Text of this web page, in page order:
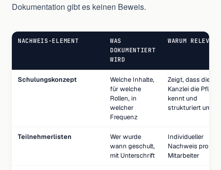
Dokumentation gibt es keinen Beweis.
NACHWEIS-ELEMENT
WAS
DOKUMENTIERT
WIRD
WARUM RELEVANT
Schulungskonzept
Welche Inhalte,
für welche
Rollen, in
welcher
Frequenz
Zeigt, dass die
Kanzlei die Pflicht
kennt und
strukturiert
Teilnehmerlisten
Wer wurde
wann geschult,
mit Unterschrift
Individueller
Nachweis pro
Mitarbeiter